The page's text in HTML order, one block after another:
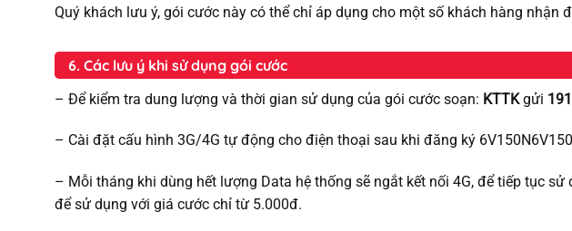
Quý khách lưu ý, gói cước này có thể chỉ áp dụng cho một số khách hàng nhận
6. Các lưu ý khi sử dụng gói cước
– Để kiểm tra dung lượng và thời gian sử dụng của gói cước soạn: KTTKgửi 191
– Cài đặt cấu hình 3G/4G tự động cho điện thoại sau khi đăng ký
– Mỗi tháng khi dùng hết lượng Data hệ thống sẽ ngắt kết nối 4G, để tiếp tục
để sử dụng với giá cước chỉ từ 5.000đ.